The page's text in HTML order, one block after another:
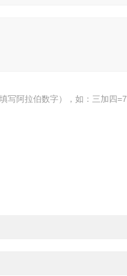
写阿拉伯数字），如：三加四=7